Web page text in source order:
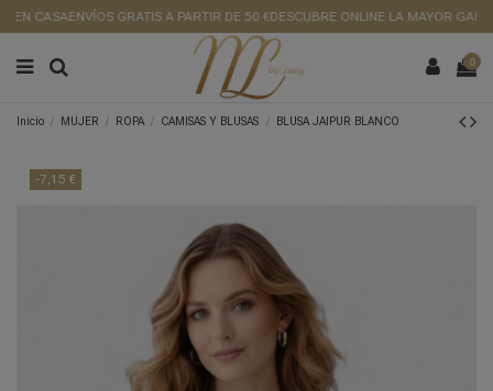
CASAENVÍOS GRATIS A PARTIR DE 50 €DESCUBRE ONLINE LA MAYOR GAMA
0
Inicio MUJER ROPA CAMISAS Y BLUSAS BLUSA JAIPUR BLANCO
-7,15 €